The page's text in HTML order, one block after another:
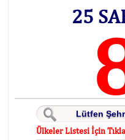
25
Ülkeler Listesi İçin